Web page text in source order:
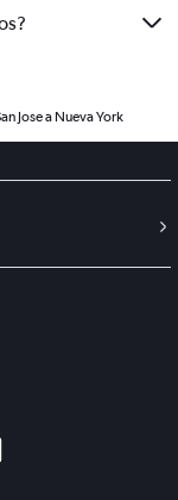
Jose a Nueva York